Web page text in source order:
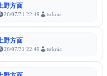
上野方面
26/07/31 22:49 tsrknic
上野方面
26/07/31 22:49 tsrknic